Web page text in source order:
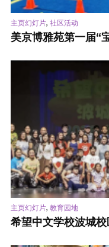
主页幻灯片, 社区活动
美京博雅苑第一届“
主页幻灯片, 教育园地
希望中文学校波城